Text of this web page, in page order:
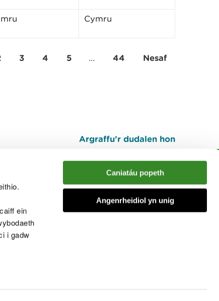
ein
i gadw
Caniatáu popeth
Angenrheidiol yn unig
Cymru
3 4 5 … 44 Nesaf
Argraffu’r dudalen hon
I fyny